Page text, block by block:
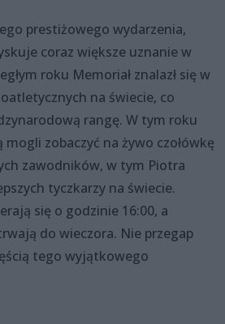
prestiżowego wydarzenia,
coraz większe uznanie w
roku Memoriał znalazł się w
na świecie, co
rangę. W tym roku
zobaczyć na żywo czołówkę
zawodników, w tym Piotra
tyczkarzy na świecie.
się o godzinie 16:00, a
do wieczora. Nie przegap
tego wyjątkowego